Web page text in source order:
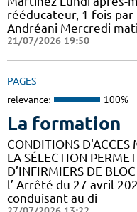
rééducateur, 1 fois par
Andréani Mercredi
21/07/2026 19:50
PAGES
relevance: 100%
La formation
CONDITIONS D'ACCES
LA SÉLECTION
D’INFIRMIERS DE
l’ Arrêté du 27 avril
conduisant au di